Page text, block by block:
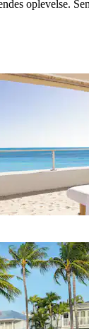
oplevelse.